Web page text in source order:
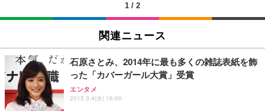
SIHOO B100 オフィスチェア／デスクチェア メッシ
ュチェア 人間工学 疲れない ブラック
￥27,999
Sezlife オフィスチェア デスクチェア 疲れない テレ
ワーク チェア 強化バックレスト 30度ロッキング機
能 人間工学 椅子 腰サポート 90度跳ね上げ式アーム
EIZO ビジネス向けプレミアムモニター | FlexScan
￥109,572
【純正品】27"ゲーミングモニター DualSense 充電
フック付き（CFI-ZDM1J）
Amazonベーシック ペットシーツ 厚型 ワイド 42枚
x2袋(84枚) ホワイト(吸収面:ライトブルー)
￥3,234
ネオ・ルーライフ ネオ・オムツ L 中型犬用 26枚入
り 単品
1 / 2
関連ニュース
石原さとみ、2014年に最も多くの雑誌表紙を飾
った「カバーガール大賞」受賞
エンタメ
2015.3.4(水) 16:00